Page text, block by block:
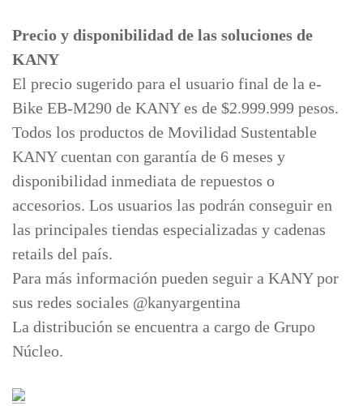
Precio y disponibilidad de las soluciones de
KANY
El precio sugerido para el usuario final de la e-
Bike EB-M290 de KANY es de $2.999.999 pesos.
Todos los productos de Movilidad Sustentable
KANY cuentan con garantía de 6 meses y
disponibilidad inmediata de repuestos o
accesorios. Los usuarios las podrán conseguir en
las principales tiendas especializadas y cadenas
retails del país.
Para más información pueden seguir a KANY por
sus redes sociales @kanyargentina
La distribución se encuentra a cargo de Grupo
Núcleo.